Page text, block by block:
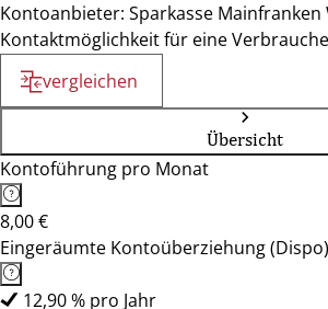
Kontoanbieter: Sparkasse
Kontaktmöglichkeit für eine
vergleichen
Übersicht
Kontoführung pro Monat
8,00 €
Eingeräumte Kontoüberziehung (Dispo)
12,90 % pro Jahr